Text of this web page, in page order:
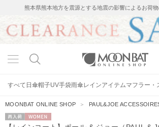
熊本県熊本地方を震源とする地震の影響によるお荷
すべて 日傘帽子UV手袋雨傘レインアイテムマフラー・
MOONBAT ONLINE SHOP ＞ PAUL&JOE
再入荷WOMEN